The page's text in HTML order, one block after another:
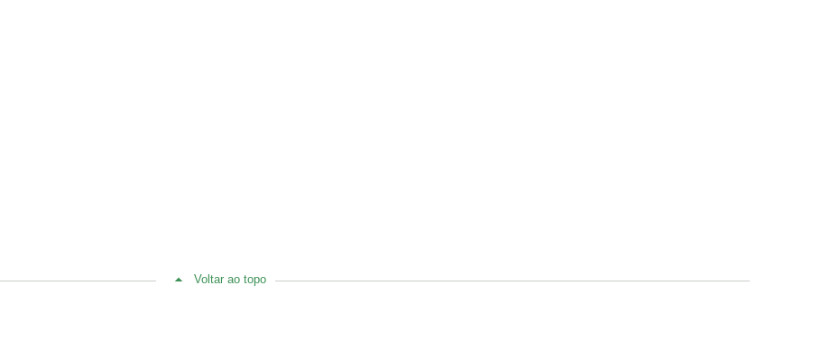
Voltar ao topo